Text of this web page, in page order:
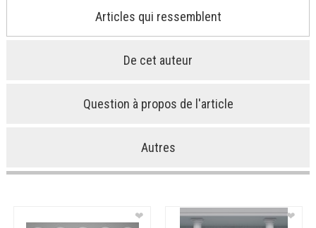
Articles qui ressemblent
De cet auteur
Question à propos de l'article
Autres
❤ ❤